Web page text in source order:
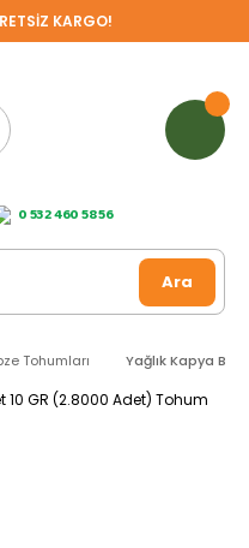
KARGO!
0 532 460 58 56
Ara
Tohumları Yağlık Kapya